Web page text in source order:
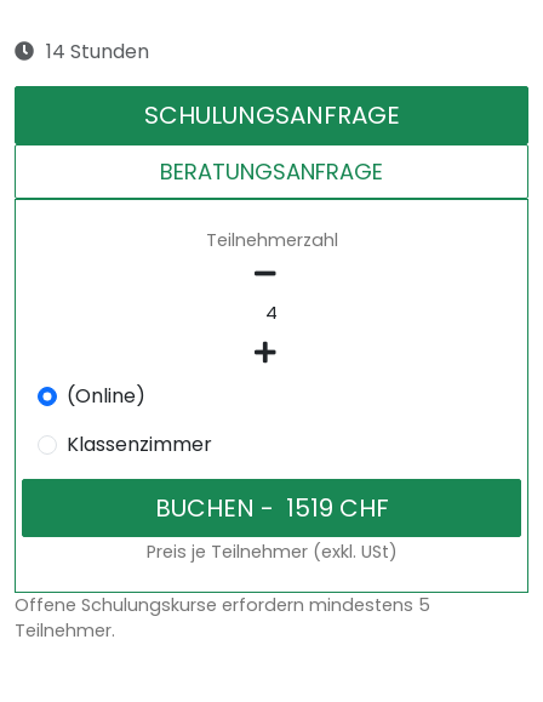
14 Stunden
SCHULUNGSANFRAGE
BERATUNGSANFRAGE
Teilnehmerzahl
(Online)
Klassenzimmer
Preis je Teilnehmer (exkl. USt)
Offene Schulungskurse erfordern mindestens 5
Teilnehmer.